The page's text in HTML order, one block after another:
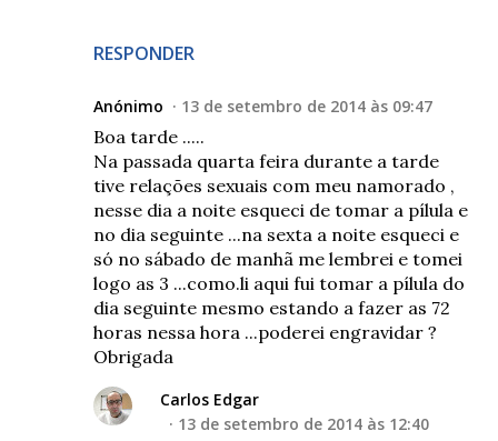
RESPONDER
Anónimo 13 de setembro de 2014 às 09:47
Boa tarde .....
Na passada quarta feira durante a tarde
tive relações sexuais com meu namorado ,
nesse dia a noite esqueci de tomar a pílula e
no dia seguinte ...na sexta a noite esqueci e
só no sábado de manhã me lembrei e tomei
logo as 3 ...como.li aqui fui tomar a pílula do
dia seguinte mesmo estando a fazer as 72
horas nessa hora ...poderei engravidar ?
Obrigada
Carlos Edgar
13 de setembro de 2014 às 12:40